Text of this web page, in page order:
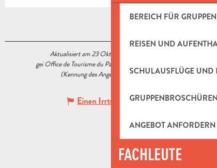
BEREICH FÜR GRUPPEN
REISEN UND
SCHULAUSFLÜGE UND
ANGEBOT ANFORDERN
FACHLEUTE
Aktualisiert am 23 Oktober 2020 Um 15:14
gei Office de Tourisme du Pays d’Aubagne et de l’Étoile
(Kennung des Angebots :
5518855)
Einen Irrtum angeben